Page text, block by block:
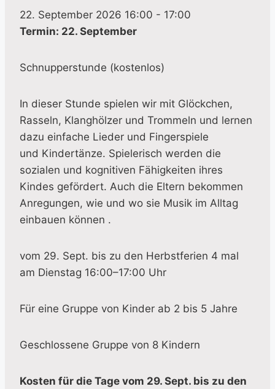
22. September 2026 16:00 - 17:00
Termin: 22. September
Schnupperstunde (kostenlos)
In dieser Stunde spielen wir mit Glöckchen,
Rasseln, Klanghölzer und Trommeln und lernen
dazu einfache Lieder und Fingerspiele
und Kindertänze. Spielerisch werden die
sozialen und kognitiven Fähigkeiten ihres
Kindes gefördert. Auch die Eltern bekommen
Anregungen, wie und wo sie Musik im Alltag
einbauen können .
vom 29. Sept. bis zu den Herbstferien 4 mal
am Dienstag 16:00–17:00 Uhr
Für eine Gruppe von Kinder ab 2 bis 5 Jahre
Geschlossene Gruppe von 8 Kindern
Kosten für die Tage vom 29. Sept. bis zu den